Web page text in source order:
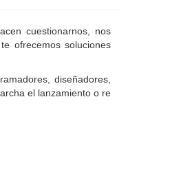
cuestionarnos, nos
ofrecemos soluciones
diseñadores,
el lanzamiento o re